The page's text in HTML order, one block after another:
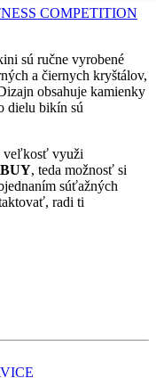
COMPETITION
sú ručne vyrobené
a čiernych kryštálov,
obsahuje kamienky
dielu bikín sú
veľkosť využi
, teda možnosť si
súťažných
radi ti